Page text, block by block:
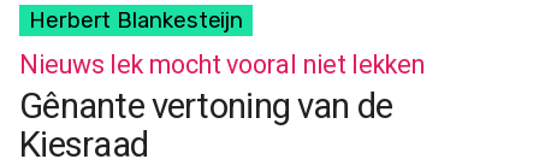
Herbert Blankesteijn
Nieuws lek mocht vooral niet lekken
Gênante vertoning van de
Kiesraad